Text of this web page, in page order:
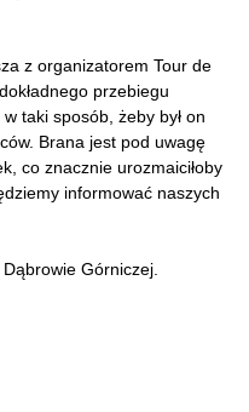
z organizatorem Tour de
przebiegu
taki sposób, żeby był on
Brana jest pod uwagę
co znacznie urozmaiciłoby
informować naszych
Górniczej.